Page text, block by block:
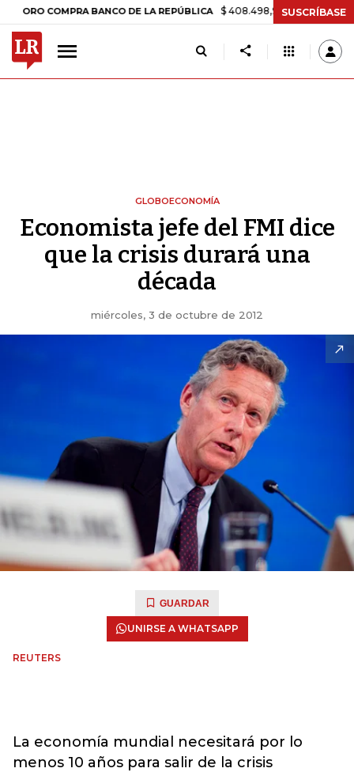
COMPRA BANCO DE LA REPÚBLICA $ 408.498,97 +$ 8.753,81 +2,19%
SUSCRÍBASE
GLOBOECONOMÍA
Economista jefe del FMI dice
que la crisis durará una
década
miércoles, 3 de octubre de 2012
GUARDAR
UNIRSE A WHATSAPP
REUTERS
La economía mundial necesitará por lo
menos 10 años para salir de la crisis